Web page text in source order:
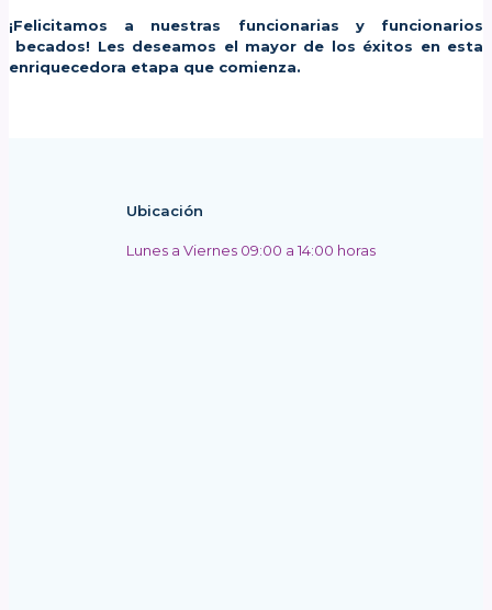
¡Felicitamos a nuestras funcionarias y funcionarios
becados! Les deseamos el mayor de los éxitos en esta
enriquecedora etapa que comienza.
Ubicación
Lunes a Viernes 09:00 a 14:00 horas